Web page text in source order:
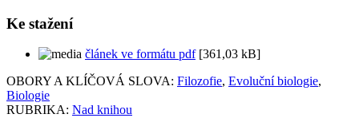
Ke stažení
článek ve formátu pdf[361,03 kB]
OBORY A KLÍČOVÁ SLOVA: Filozofie, Evoluční biologie,
Biologie
RUBRIKA: Nad knihou